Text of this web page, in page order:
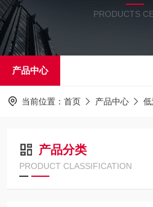
PRODUCTS
产品中心
当前位置： 首页 产品中心
产品分类
PRODUCT CLASSIFICATION